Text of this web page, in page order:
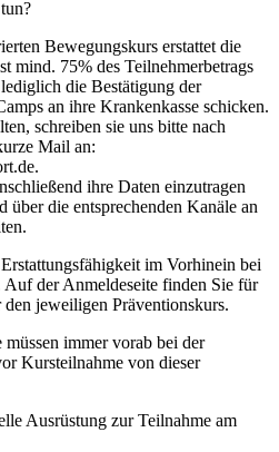
Bewegungskurs erstattet die
mind. 75% des Teilnehmerbetrags
die Bestätigung der
an ihre Krankenkasse schicken.
schreiben sie uns bitte nach
Mail an:
ihre Daten einzutragen
die entsprechenden Kanäle an
im Vorhinein bei
der Anmeldeseite finden Sie für
jeweiligen Präventionskurs.
immer vorab bei der
Kursteilnahme von dieser
Ausrüstung zur Teilnahme am